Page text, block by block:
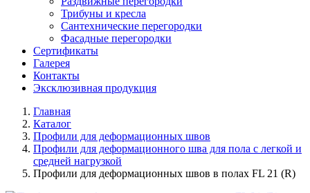
Трибуны и кресла
Сантехнические перегородки
Фасадные перегородки
Сертификаты
Галерея
Контакты
Эксклюзивная продукция
Главная
Каталог
Профили для деформационных швов
Профили для деформационного шва для пола с легкой и
средней нагрузкой
Профили для деформационных швов в полах FL 21 (R)